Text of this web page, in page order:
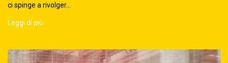
ci spinge a rivolger...
Leggi di più